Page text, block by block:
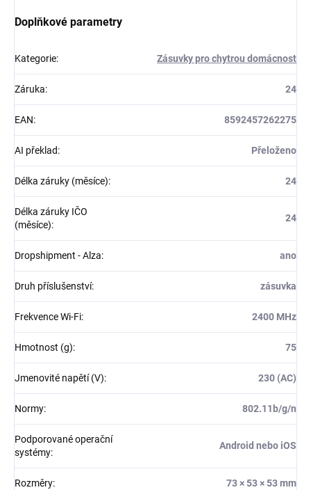
Doplňkové parametry
Kategorie: Zásuvky pro chytrou domácnost
Záruka: 24
EAN: 8592457262275
AI překlad: Přeloženo
Délka záruky (měsíce): 24
Délka záruky IČO
(měsíce):
24
Dropshipment - Alza: ano
Druh příslušenství: zásuvka
Frekvence Wi-Fi: 2400 MHz
Hmotnost (g): 75
Jmenovité napětí (V): 230 (AC)
Normy: 802.11b/g/n
Podporované operační
systémy:
Android nebo iOS
Rozměry: 73 × 53 × 53 mm